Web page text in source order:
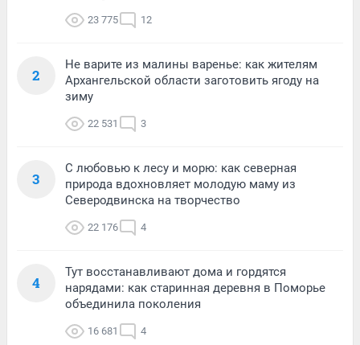
23 775 12
2
Не варите из малины варенье: как жителям
Архангельской области заготовить ягоду на
зиму
22 531 3
3
С любовью к лесу и морю: как северная
природа вдохновляет молодую маму из
Северодвинска на творчество
22 176 4
4
Тут восстанавливают дома и гордятся
нарядами: как старинная деревня в Поморье
объединила поколения
16 681 4